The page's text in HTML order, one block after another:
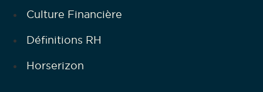
Culture Financière
Définitions RH
Horserizon